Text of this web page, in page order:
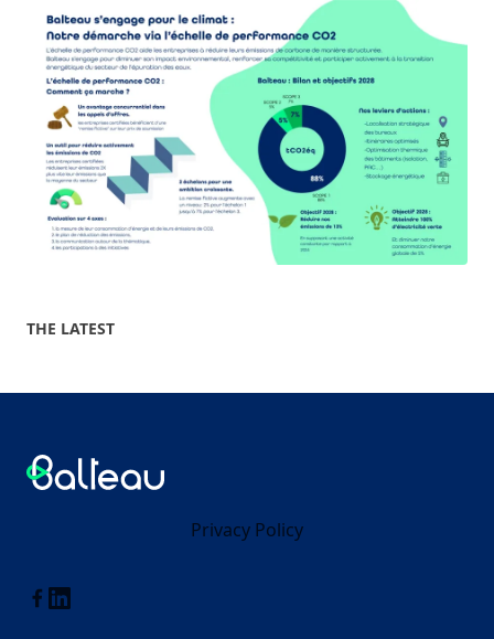
THE LATEST
Balteau
Privacy Policy
Linkedin